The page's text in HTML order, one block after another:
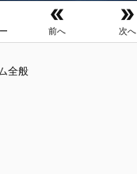

前へ

次へ
全般